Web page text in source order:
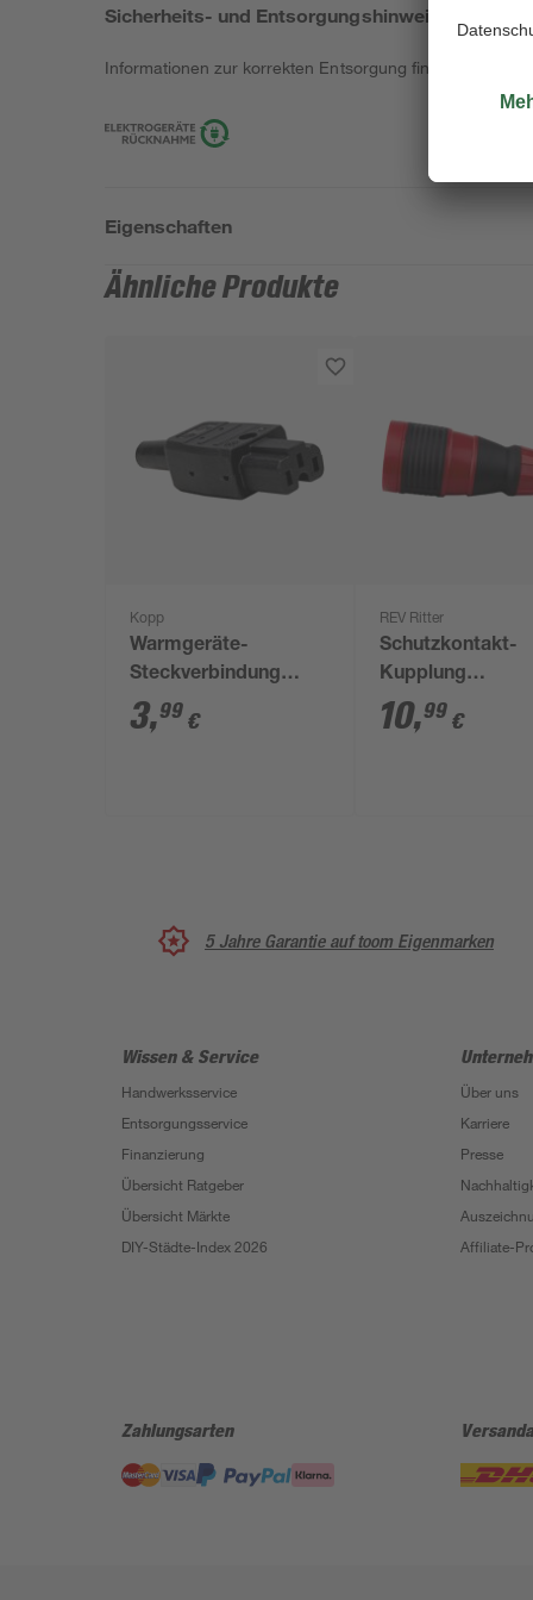
Sicherheits- und Entsorgungshinweise
Informationen zur korrekten Entsorgung findest du
Eigenschaften
Ähnliche Produkte
Kopp
Warmgeräte-
Steckverbindung
schwarz
3,99 €
REV Ritter
Schutzkontakt-
Kupplung
rot/schwarz 3-
250 V 16 A
10,99 €
5 Jahre Garantie auf toom Eigenmarken
Wissen & Service
Handwerksservice
Entsorgungsservice
Finanzierung
Übersicht Ratgeber
Übersicht Märkte
DIY-Städte-Index 2026
Über uns
Karriere
Presse
Affiliate-
Zahlungsarten